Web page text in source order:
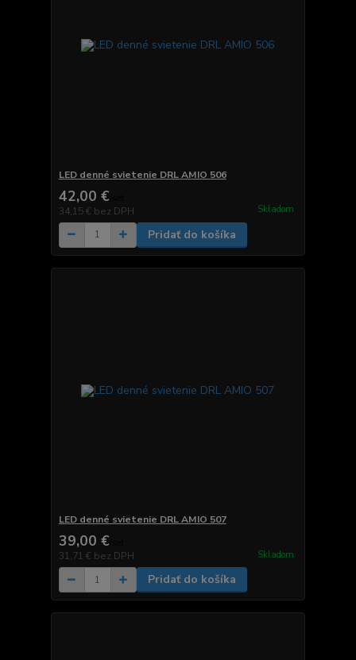
LED denné svietenie DRL AMIO 506
42,00 €
34,15 € bez DPH Skladom
Pridať do košíka
LED denné svietenie DRL AMIO 507
39,00 €
31,71 € bez DPH Skladom
Pridať do košíka